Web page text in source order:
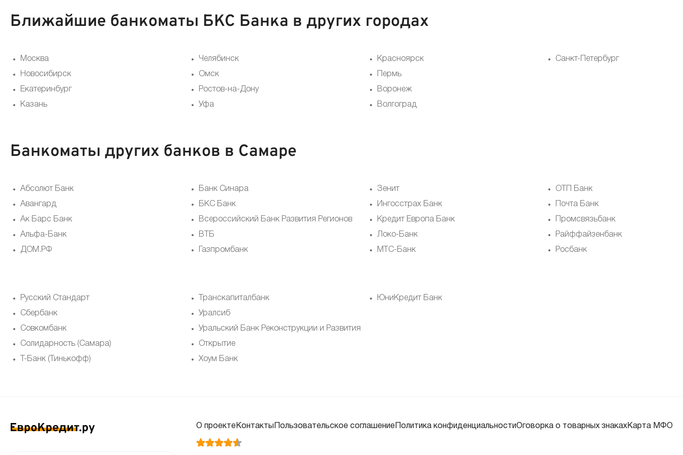
Ближайшие банкоматы БКС Банка в других городах
Москва
Новосибирск
Екатеринбург
Казань
Челябинск
Омск
Ростов-на-Дону
Уфа
Красноярск
Пермь
Воронеж
Волгоград
Санкт-Петербург
Банкоматы других банков в Самаре
Абсолют Банк
Авангард
Ак Барс Банк
Альфа-Банк
ДОМ.РФ
Банк Синара
БКС Банк
Всероссийский Банк Развития Регионов
ВТБ
Газпромбанк
Зенит
Ингосстрах Банк
Кредит Европа Банк
Локо-Банк
МТС-Банк
ОТП Банк
Почта Банк
Промсвязьбанк
Райффайзенбанк
Росбанк
Русский Стандарт
Сбербанк
Совкомбанк
Солидарность (Самара)
Т-Банк (Тинькофф)
Транскапиталбанк
Уралсиб
Уральский Банк Реконструкции и Развития
Открытие
Хоум Банк
ЮниКредит Банк
О проекте Контакты Пользовательское соглашение Политика конфиденциальностиОговорка о товарных знаках Карта МФО